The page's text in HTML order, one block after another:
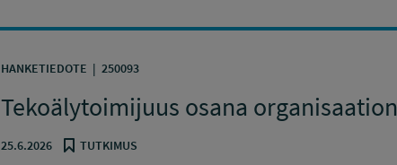
HANKETIEDOTE 250093
Tekoälytoimijuus osana
25.6.2026 TUTKIMUS